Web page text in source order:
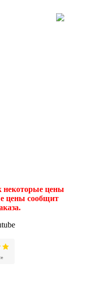
некоторые цены
цены сообщит